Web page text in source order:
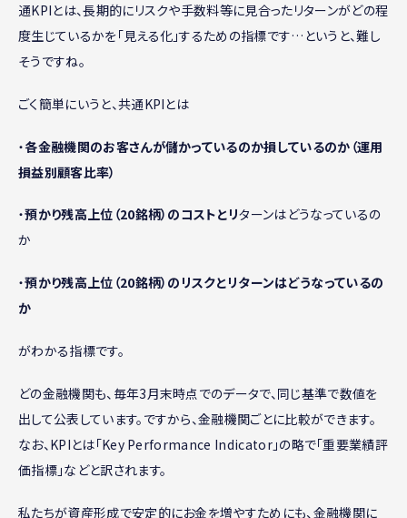
通KPIとは、長期的にリスクや手数料等に見合ったリターンがどの程
度生じているかを「見える化」するための指標です…というと、難し
そうですね。
ごく簡単にいうと、共通KPIとは
・各金融機関のお客さんが儲かっているのか損しているのか（運用
損益別顧客比率）
・預かり残高上位（20銘柄）のコストとリターンはどうなっているの
か
・預かり残高上位（20銘柄）のリスクとリターンはどうなっているの
か
がわかる指標です。
どの金融機関も、毎年3月末時点でのデータで、同じ基準で数値を
出して公表しています。ですから、金融機関ごとに比較ができます。
なお、KPIとは「Key Performance Indicator」の略で「重要業績評
価指標」などと訳されます。
私たちが資産形成で安定的にお金を増やすためにも、金融機関に